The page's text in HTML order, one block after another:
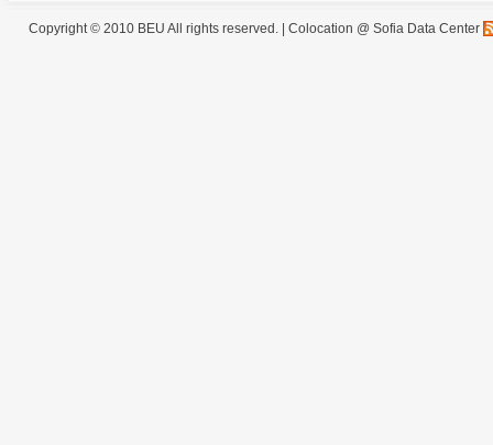
Copyright © 2010 BEU All rights reserved. | Colocation @ Sofia Data Center